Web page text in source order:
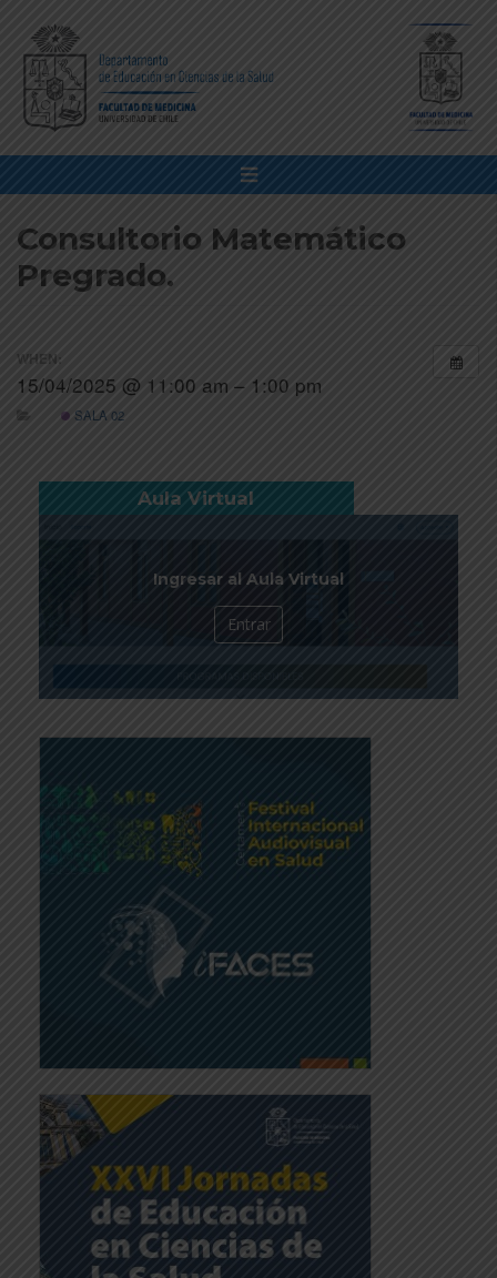
Consultorio Matemático
Pregrado.
WHEN:
15/04/2025 @ 11:00 am – 1:00 pm
SALA 02
Aula Virtual
Ingresar al Aula Virtual
Entrar